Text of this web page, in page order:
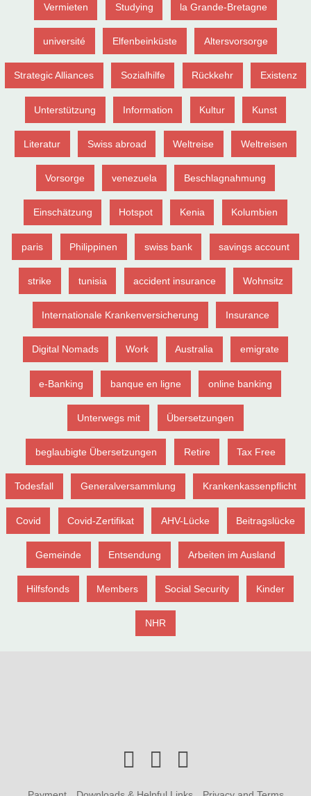
Vermieten Studying la Grande-Bretagne
université Elfenbeinküste Altersvorsorge
Strategic Alliances Sozialhilfe Rückkehr Existenz
Unterstützung Information Kultur Kunst
Literatur Swiss abroad Weltreise Weltreisen
Vorsorge venezuela Beschlagnahmung
Einschätzung Hotspot Kenia Kolumbien
paris Philippinen swiss bank savings account
strike tunisia accident insurance Wohnsitz
Internationale Krankenversicherung Insurance
Digital Nomads Work Australia emigrate
e-Banking banque en ligne online banking
Unterwegs mit Übersetzungen
beglaubigte Übersetzungen Retire Tax Free
Todesfall Generalversammlung Krankenkassenpflicht
Covid Covid-Zertifikat AHV-Lücke Beitragslücke
Gemeinde Entsendung Arbeiten im Ausland
Hilfsfonds Members Social Security Kinder
NHR